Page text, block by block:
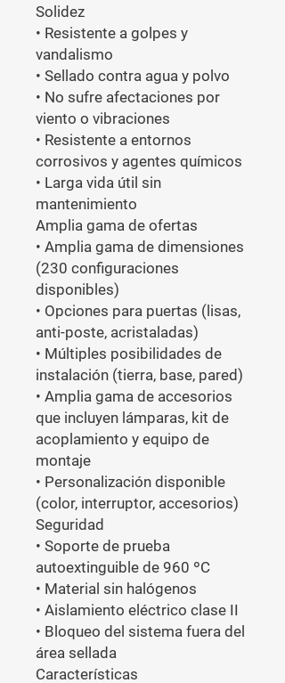
Solidez
• Resistente a golpes y
vandalismo
• Sellado contra agua y polvo
• No sufre afectaciones por
viento o vibraciones
• Resistente a entornos
corrosivos y agentes químicos
• Larga vida útil sin
mantenimiento
Amplia gama de ofertas
• Amplia gama de dimensiones
(230 configuraciones
disponibles)
• Opciones para puertas (lisas,
anti-poste, acristaladas)
• Múltiples posibilidades de
instalación (tierra, base, pared)
• Amplia gama de accesorios
que incluyen lámparas, kit de
acoplamiento y equipo de
montaje
• Personalización disponible
(color, interruptor, accesorios)
Seguridad
• Soporte de prueba
autoextinguible de 960 ºC
• Material sin halógenos
• Aislamiento eléctrico clase II
• Bloqueo del sistema fuera del
área sellada
Características